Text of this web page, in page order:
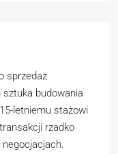
sprzedaż
budowania
letniemu stażowi
rzadko